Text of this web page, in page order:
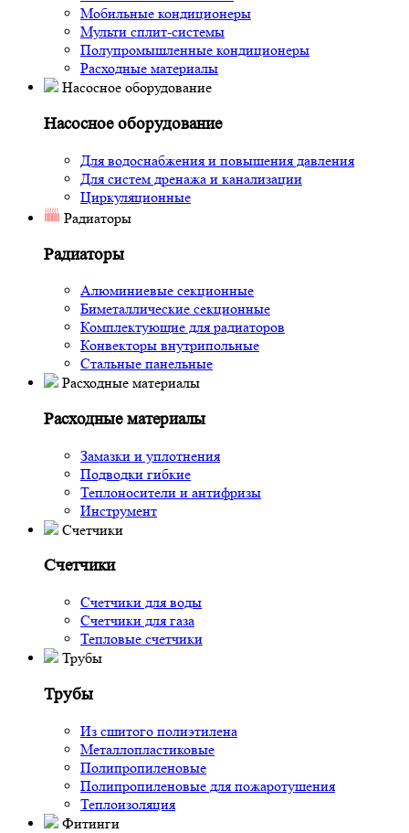
Мобильные кондиционеры
Мульти сплит-системы
Полупромышленные кондиционеры
Расходные материалы
Насосное оборудование
Насосное оборудование
Для водоснабжения и повышения давления
Для систем дренажа и канализации
Циркуляционные
Радиаторы
Радиаторы
Алюминиевые секционные
Биметаллические секционные
Комплектующие для радиаторов
Конвекторы внутрипольные
Стальные панельные
Расходные материалы
Расходные материалы
Замазки и уплотнения
Подводки гибкие
Теплоносители и антифризы
Инструмент
Счетчики
Счетчики
Счетчики для воды
Счетчики для газа
Тепловые счетчики
Трубы
Трубы
Из сшитого полиэтилена
Металлопластиковые
Полипропиленовые
Полипропиленовые для пожаротушения
Теплоизоляция
Фитинги